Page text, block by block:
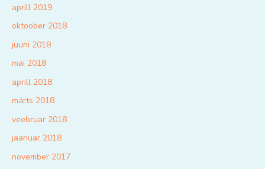
aprill 2019
oktoober 2018
juuni 2018
mai 2018
aprill 2018
märts 2018
veebruar 2018
jaanuar 2018
november 2017